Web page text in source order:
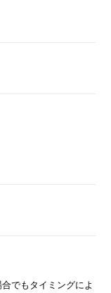
でもタイミングによ